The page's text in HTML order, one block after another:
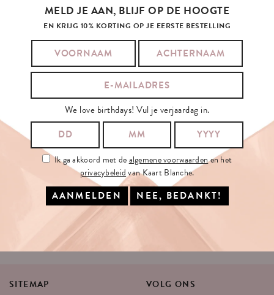
SCHRIJF JE IN OP ONZE NIEUWSBRIEF
JE E-MAILADRES:
Ik ga akkoord met dealgemene voorwaardenen het
Kaart Blanche.
INSCHRIJVEN
SITEMAP VOLG ONS
MELD JE AAN, BLIJF OP DE HOOGTE
EN KRIJG 10% KORTING OP JE EERSTE BESTELLING
We love birthdays! Vul je verjaardag in.
Ik ga akkoord met dealgemene voorwaardenen het
privacybeleidvan Kaart Blanche.